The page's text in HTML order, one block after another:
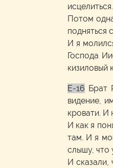
исцелиться.
Потом
подняться
И я
Господа
кизиловый
E-16 Брат
видение,
кровати. И
И как я
там. И я
слышу, что
И сказали,